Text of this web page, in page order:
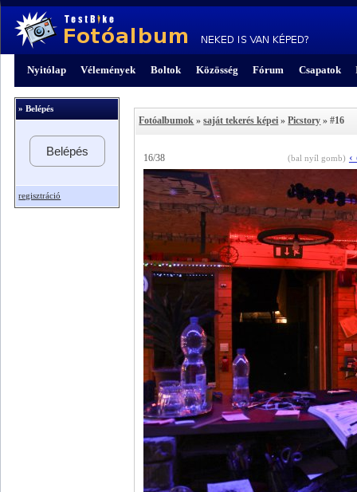
Nyitólap Vélemények Boltok Közösség Fórum Csapatok
» Belépés
Belépés
regisztráció
Fotóalbumok »saját tekerés képei »Picstory » #16
16/38 (bal nyíl gomb) ‹